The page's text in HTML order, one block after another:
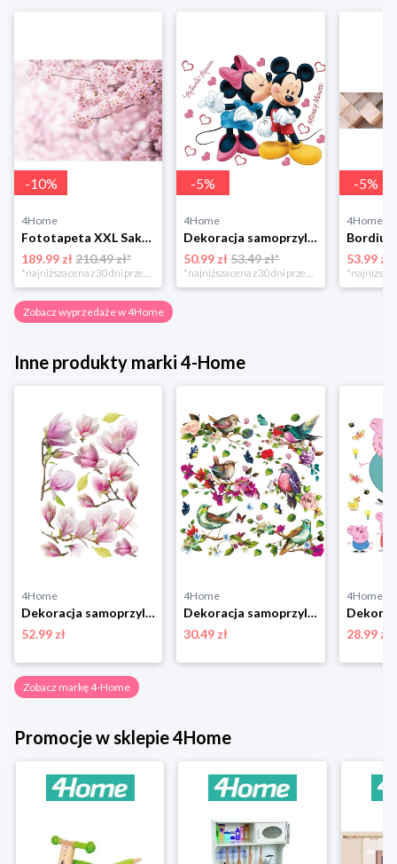
-10%
4Home
Fototapeta XXL Sakura 360 x 254 cm, 4 części 4-Home
189.99 zł210.49 zł*
*najniższa cena z 30 dni przed obniżką
-5%
4Home
Dekoracja samoprzylepna Minnie i Mickey, różowa, 42,5 x 65 cm 4-Home
50.99 zł 53.49 zł*
*najniższa cena z 30 dni przed obniżką
-5%
4Home
53.99 zł
Zobacz wyprzedaże w 4Home
Inne produkty marki 4-Home
4Home
Dekoracja samoprzylepna Magnolia Flowers, 42,5 x 65 cm 4-Home
52.99 zł
4Home
Dekoracja samoprzylepna Birds, 30 x 30 cm 4-Home
30.49 zł
4Home
28.99 zł
Zobacz markę 4-Home
Promocje w sklepie 4Home